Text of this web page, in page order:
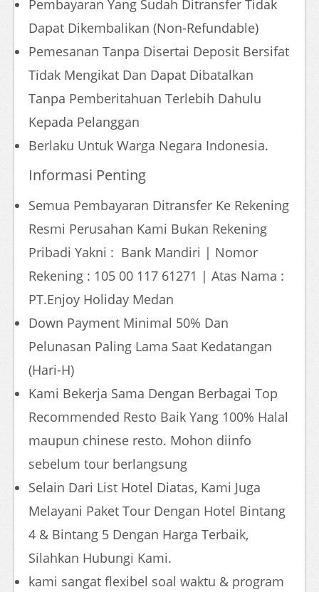
Pembayaran Yang Sudah Ditransfer Tidak
Dapat Dikembalikan (Non-Refundable)
Pemesanan Tanpa Disertai Deposit Bersifat
Tidak Mengikat Dan Dapat Dibatalkan
Tanpa Pemberitahuan Terlebih Dahulu
Kepada Pelanggan
Berlaku Untuk Warga Negara Indonesia.
Informasi Penting
Semua Pembayaran Ditransfer Ke Rekening
Resmi Perusahan Kami Bukan Rekening
Pribadi Yakni : Bank Mandiri | Nomor
Rekening : 105 00 117 61271 | Atas Nama :
PT.Enjoy Holiday Medan
Down Payment Minimal 50% Dan
Pelunasan Paling Lama Saat Kedatangan
(Hari-H)
Kami Bekerja Sama Dengan Berbagai Top
Recommended Resto Baik Yang 100% Halal
maupun chinese resto. Mohon diinfo
sebelum tour berlangsung
Selain Dari List Hotel Diatas, Kami Juga
Melayani Paket Tour Dengan Hotel Bintang
4 & Bintang 5 Dengan Harga Terbaik,
Silahkan Hubungi Kami.
kami sangat flexibel soal waktu & program